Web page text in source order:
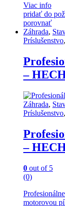
Viac info
pridať do
porovnať
Záhrada,
Príslušenstvo,
–
Záhrada,
Príslušenstvo,
–
0 out of 5
(0)
motorovou